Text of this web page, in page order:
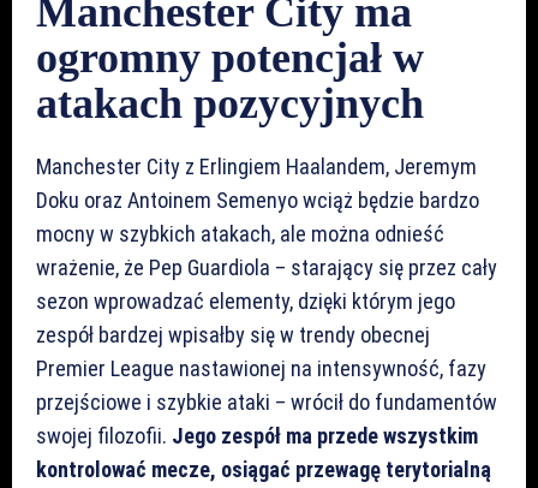
Manchester City ma
ogromny potencjał w
atakach pozycyjnych
Manchester City z Erlingiem Haalandem, Jeremym
Doku oraz Antoinem Semenyo wciąż będzie bardzo
mocny w szybkich atakach, ale można odnieść
wrażenie, że Pep Guardiola – starający się przez cały
sezon wprowadzać elementy, dzięki którym jego
zespół bardzej wpisałby się w trendy obecnej
Premier League nastawionej na intensywność, fazy
przejściowe i szybkie ataki – wrócił do fundamentów
swojej filozofii. Jego zespół ma przede wszystkim
kontrolować mecze, osiągać przewagę terytorialną